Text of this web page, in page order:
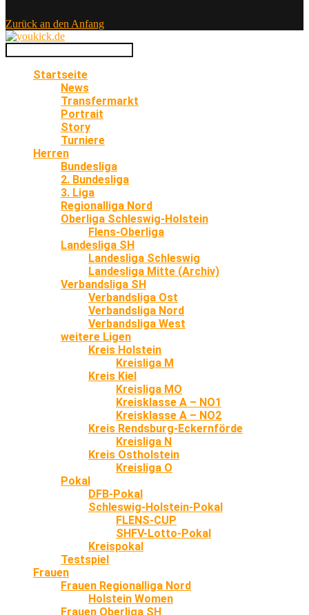
Zurück an den Anfang
Startseite
News
Transfermarkt
Portrait
Story
Turniere
Herren
Bundesliga
2. Bundesliga
3. Liga
Regionalliga Nord
Oberliga Schleswig-Holstein
Flens-Oberliga
Landesliga SH
Landesliga Schleswig
Landesliga Mitte (Archiv)
Verbandsliga SH
Verbandsliga Ost
Verbandsliga Nord
Verbandsliga West
weitere Ligen
Kreis Holstein
Kreisliga M
Kreis Kiel
Kreisliga MO
Kreisklasse A – NO1
Kreisklasse A – NO2
Kreis Rendsburg-Eckernförde
Kreisliga N
Kreis Ostholstein
Kreisliga O
Pokal
DFB-Pokal
Schleswig-Holstein-Pokal
FLENS-CUP
SHFV-Lotto-Pokal
Kreispokal
Testspiel
Frauen
Frauen Regionalliga Nord
Holstein Women
Frauen Oberliga SH